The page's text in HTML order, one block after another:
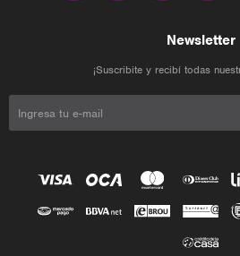
Newsletter
¡Suscribite y recibí todas